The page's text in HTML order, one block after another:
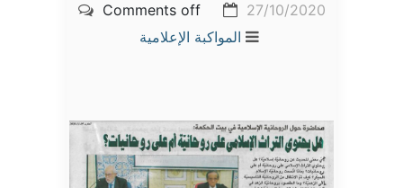
27/10/2020
Comments off
المواكبة الإعلامية